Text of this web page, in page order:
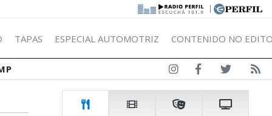
|
TAPAS ESPECIAL AUTOMOTRIZ CONTENIDO NO